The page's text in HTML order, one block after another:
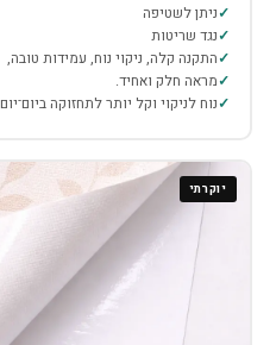
ניתן לשטיפה
נגד שריטות
התקנה קלה, ניקוי נוח, עמידות טובה,
מראה חלק ואחיד.
נוח לניקוי וקל יותר לתחזוקה ביום־יום
יוקרתי